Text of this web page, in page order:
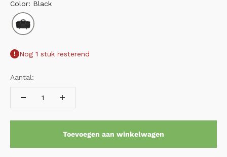
Color: Black
Nog 1 stuk resterend
Aantal:
Toevoegen aan winkelwagen